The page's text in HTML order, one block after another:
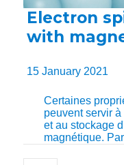
Electron
with
15 January 2021
Certaines
peuvent servir
et au stockage
magnétique.